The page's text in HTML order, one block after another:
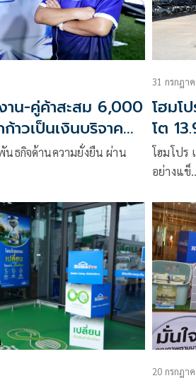
าน-คู่ค้าสะสม 6,000
าวเป็นเงินบริจาค
ธกิจด้านความยั่งยืน ผ่าน
31 กรกฎา
โฮมโ
โต
พร้อม
โฮมโปร
อย่างแข็
20 กรกฎา